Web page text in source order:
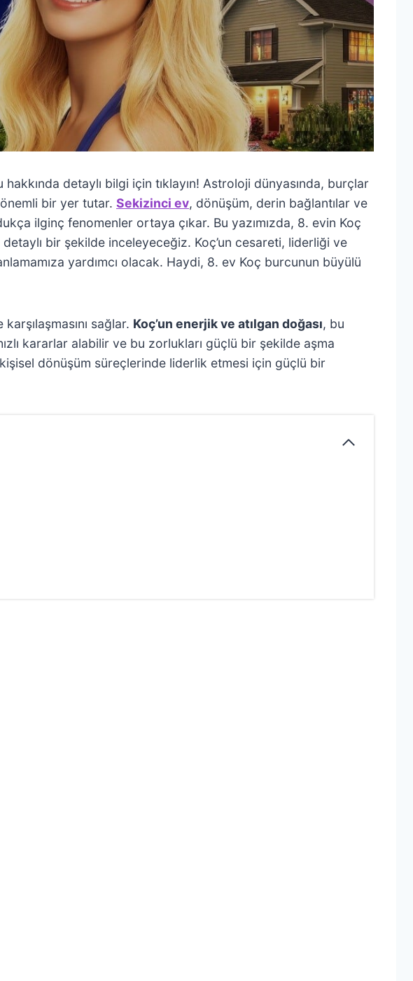
detaylı bilgi için tıklayın! Astroloji dünyasında, burçlar
bir yer tutar. Sekizinci ev, dönüşüm, derin bağlantılar ve
ilginç fenomenler ortaya çıkar. Bu yazımızda, 8. evin Koç
bir şekilde inceleyeceğiz. Koç’un cesareti, liderliği ve
yardımcı olacak. Haydi, 8. ev Koç burcunun büyülü
sağlar. Koç’un enerjik ve atılgan doğası, bu
kararlar alabilir ve bu zorlukları güçlü bir şekilde aşma
dönüşüm süreçlerinde liderlik etmesi için güçlü bir